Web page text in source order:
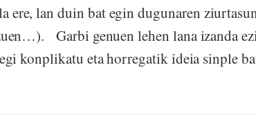
ere, lan duin bat egin dugunaren
Garbi genuen lehen lana izanda
konplikatu eta horregatik ideia sinple